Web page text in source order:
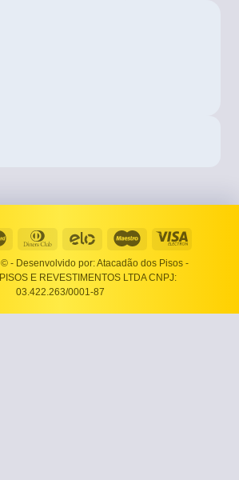
© - Desenvolvido por: Atacadão dos Pisos -
E REVESTIMENTOS LTDA CNPJ:
03.422.263/0001-87